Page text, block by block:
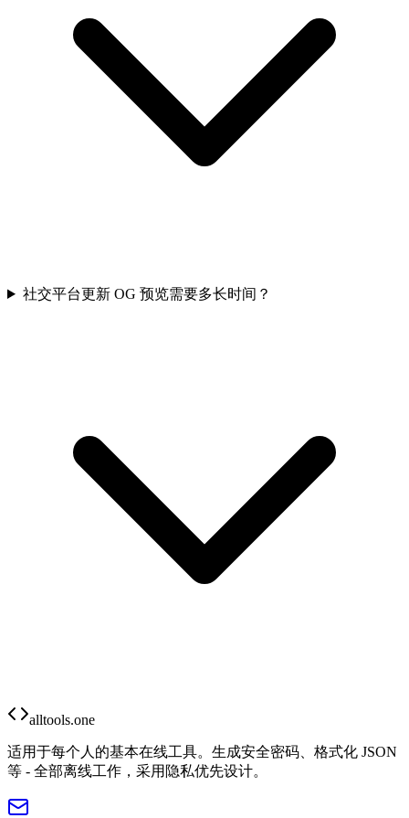
社交平台更新 OG 预览需要多长时间？
alltools.one
适用于每个人的基本在线工具。生成安全密码、格式化 JSON
等 - 全部离线工作，采用隐私优先设计。